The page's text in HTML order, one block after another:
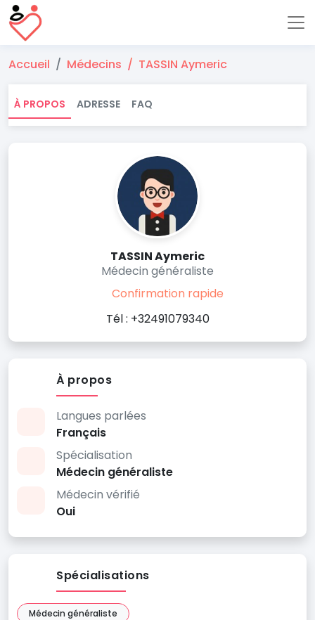
Accueil Médecins TASSIN Aymeric
À PROPOS ADRESSE FAQ
TASSIN Aymeric
Médecin généraliste
Confirmation rapide
Tél : +32491079340
À propos
Langues parlées
Français
Spécialisation
Médecin généraliste
Médecin vérifié
Oui
Spécialisations
Médecin généraliste